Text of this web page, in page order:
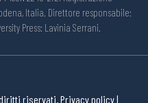
Italia. Direttore responsabile:
Press: Lavinia Serrani.
riservati.Privacy policy|